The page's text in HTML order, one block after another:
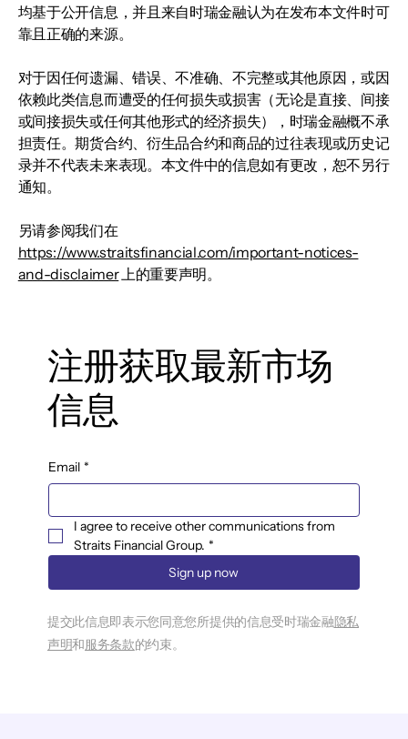
均基于公开信息，并且来自时瑞金融认为在发布本文件时可
靠且正确的来源。
对于因任何遗漏、错误、不准确、不完整或其他原因，或因
依赖此类信息而遭受的任何损失或损害（无论是直接、间接
或间接损失或任何其他形式的经济损失），时瑞金融概不承
担责任。期货合约、衍生品合约和商品的过往表现或历史记
录并不代表未来表现。本文件中的信息如有更改，恕不另行
通知。
另请参阅我们在
https://www.straitsfinancial.com/important-notices-
and-disclaimer上的重要声明。
注册获取最新市场
信息
Email *
I agree to receive other communications from
Straits Financial Group. *
Sign up now
提交此信息即表示您同意您所提供的信息受时瑞金融隐私
声明和服务条款的约束。